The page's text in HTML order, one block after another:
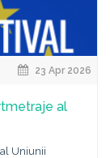
23 Apr 2026
al
Uniunii